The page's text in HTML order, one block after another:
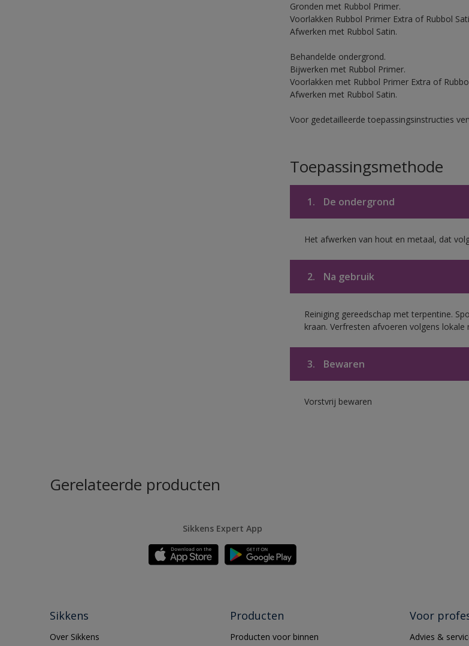
Gronden met Rubbol Primer.
Voorlakken Rubbol Primer Extra of Rubbol
Afwerken met Rubbol Satin.
Behandelde ondergrond.
Bijwerken met Rubbol Primer.
Voorlakken met Rubbol Primer Extra of
Afwerken met Rubbol Satin.
Voor gedetailleerde toepassingsinstructies
Toepassingsmethode
1. De ondergrond
Het afwerken van hout en metaal, dat
2. Na gebruik
Reiniging gereedschap met terpentine.
kraan. Verfresten afvoeren volgens lokale
3. Bewaren
Vorstvrij bewaren
Gerelateerde producten
Sikkens Expert App
Sikkens
Over Sikkens
Producten
Producten voor binnen
Voor
Advies &